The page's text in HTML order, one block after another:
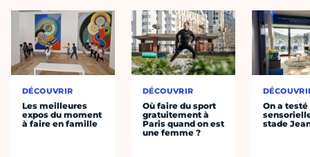
DÉCOUVRIR
Les meilleures
expos du moment
à faire en famille
DÉCOUVRIR
Où faire du sport
gratuitement à
Paris quand on est
une femme ?
On a
stade